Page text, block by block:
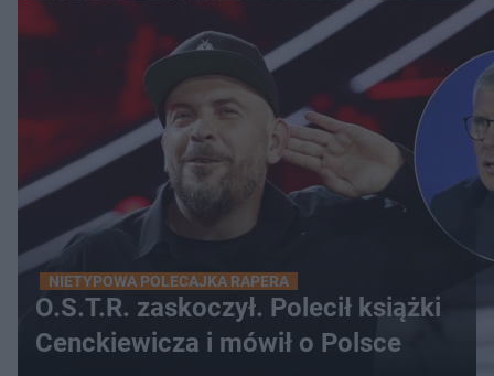
NIETYPOWA POLECAJKA RAPERA
O.S.T.R. zaskoczył. Polecił książki
Cenckiewicza i mówił o Polsce